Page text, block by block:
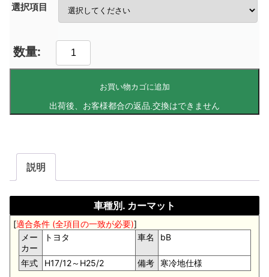
選択項目
お買い物カゴに追加
説明
車種別. カーマット
[適合条件 (全項目の一致が必要)]
メー
カー
トヨタ 車名 bB
年式 H17/12～H25/2 備考 寒冷地仕様